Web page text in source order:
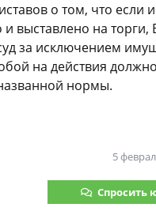
о том, что если
и выставлено на торги,
за исключением
на действия
нормы.
5
Спросить